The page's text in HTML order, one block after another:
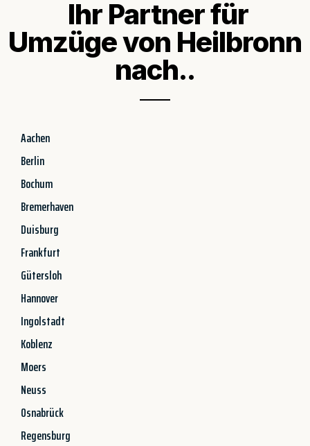
Ihr Partner für
Umzüge von Heilbronn
nach..
Aachen
Berlin
Bochum
Bremerhaven
Duisburg
Frankfurt
Gütersloh
Hannover
Ingolstadt
Koblenz
Moers
Neuss
Osnabrück
Regensburg